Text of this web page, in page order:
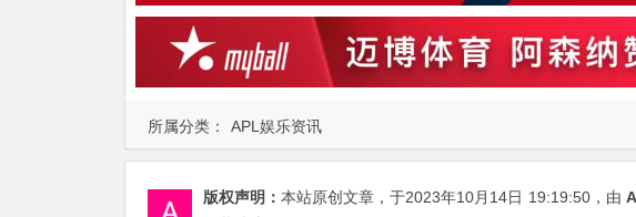
所属分类： APL娱乐资讯
版权声明： 本站原创文章，于2023年10月14日 19:19:50 ，由